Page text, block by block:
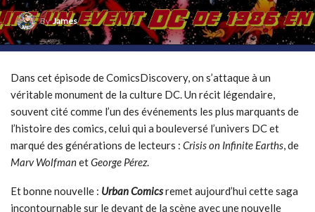
ByJames
Dans cet épisode de ComicsDiscovery, on s’attaque à un
véritable monument de la culture DC. Un récit légendaire,
souvent cité comme l’un des événements les plus marquants de
l’histoire des comics, celui qui a bouleversé l’univers DC et
marqué des générations de lecteurs : Crisis on Infinite Earths, de
Marv WolfmanetGeorge Pérez.
Et bonne nouvelle : Urban Comicsremet aujourd’hui cette saga
incontournable sur le devant de la scène avec une nouvelle